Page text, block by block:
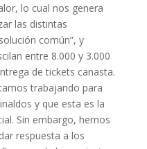
lo cual nos genera
las distintas
común”, y
entre 8.000 y 3.000
de tickets canasta.
trabajando para
y que esta es la
Sin embargo, hemos
respuesta a los